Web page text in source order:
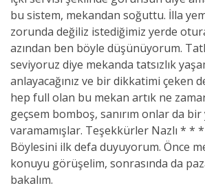
bu sistem, mekandan soğuttu. İlla
zorunda değiliz istediğimiz yerde
azından ben böyle düşünüyorum.
seviyoruz diye mekanda tatsızlık
anlayacağınız ve bir dikkatimi çeken
hep full olan bu mekan artık ne
geçsem bomboş, sanırım onlar da bir
varamamışlar. Teşekkürler Nazlı * *
Böylesini ilk defa duyuyorum. Önce
konuyu görüşelim, sonrasında da
bakalım.